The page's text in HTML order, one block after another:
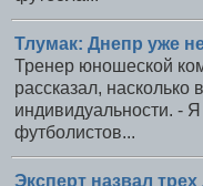
Тлумак: Днепр уже
Тренер юношеской
рассказал,
индивидуальности. -
футболистов...
Эксперт назвал